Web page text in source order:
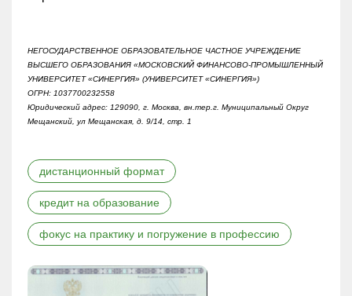
дистанционный формат
кредит на образование
фокус на практику и погружение в профессию
НЕГОСУДАРСТВЕННОЕ ОБРАЗОВАТЕЛЬНОЕ ЧАСТНОЕ УЧРЕЖДЕНИЕ
ВЫСШЕГО ОБРАЗОВАНИЯ «МОСКОВСКИЙ ФИНАНСОВО-ПРОМЫШЛЕННЫЙ
УНИВЕРСИТЕТ «СИНЕРГИЯ» (УНИВЕРСИТЕТ «СИНЕРГИЯ»)
ОГРН: 1037700232558
Юридический адрес: 129090, г. Москва, вн.тер.г. Муниципальный Округ
Мещанский, ул Мещанская, д. 9/14, стр. 1